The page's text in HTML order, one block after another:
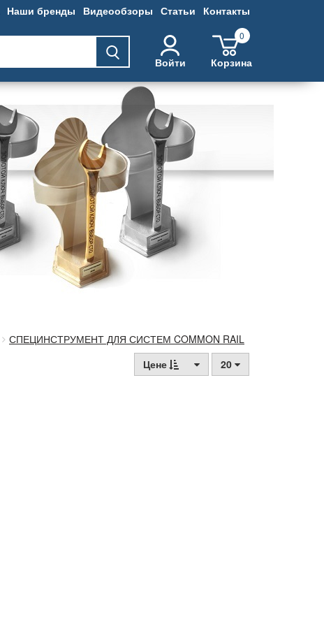
Наши бренды Видеообзоры Статьи Контакты
Войти
0
Корзина
СПЕЦИНСТРУМЕНТ ДЛЯ СИСТЕМ COMMON RAIL
Цене 20